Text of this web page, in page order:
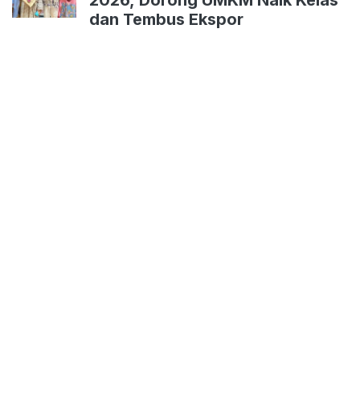
dan Tembus Ekspor